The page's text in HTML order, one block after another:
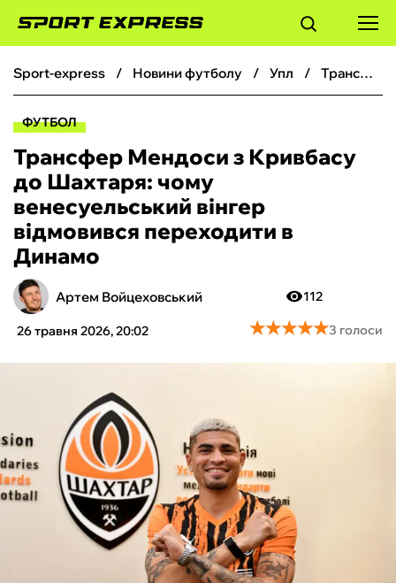
ФУТБОЛ
БОКС
ХОКЕЙ
ТЕНІС
КІБЕРСПОРТ
ФУТЗАЛ
ІНШІ
БУКМЕКЕРИ
sport-express новини футболу упл Трансфер Мендоси з Кривбасу до Шахтаря: чому венесуельський вінгер відмовився переходити в Динамо
ФУТБОЛ
Трансфер Мендоси з Кривбасу
до Шахтаря: чому
венесуельський вінгер
відмовився переходити в
Динамо
Артем Войцеховський
26 травня 2026, 20:02
112
★★★★★
★★★★★3 голоси